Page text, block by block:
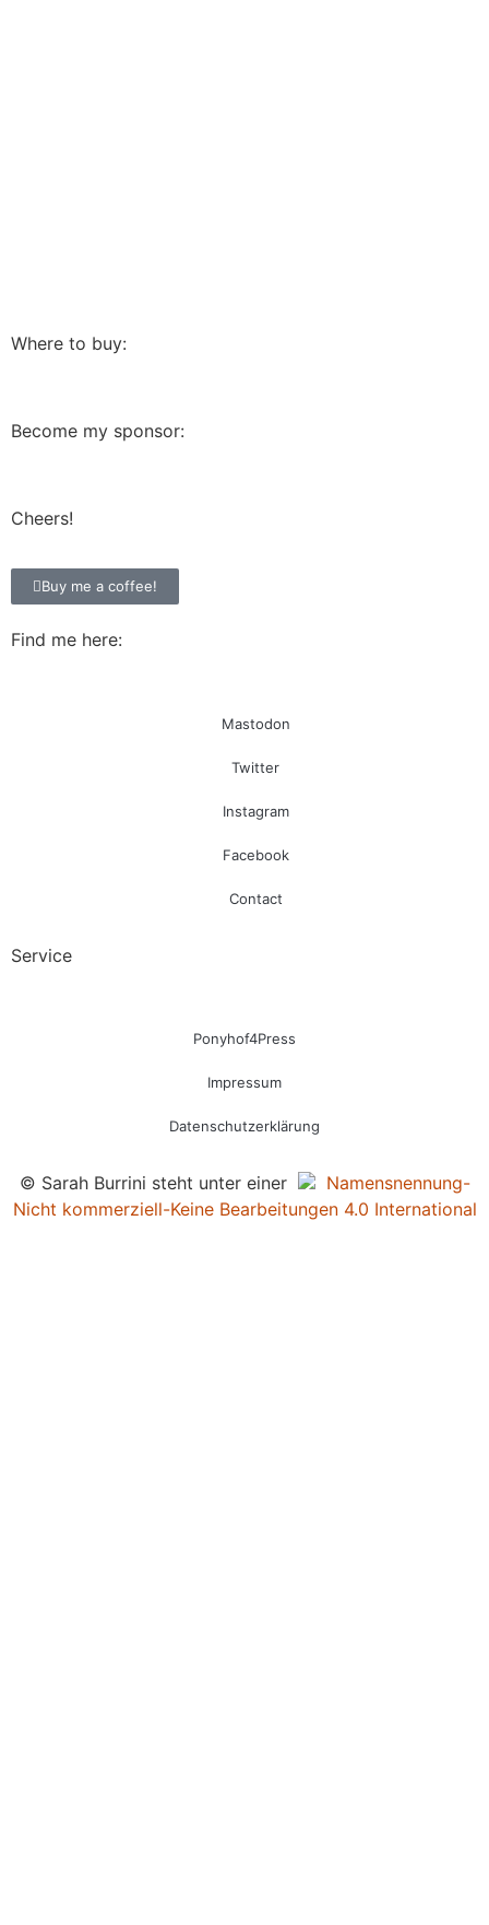
Where to buy:
Become my sponsor:
Cheers!
Buy me a coffee!
Find me here:
Mastodon
Twitter
Instagram
Facebook
Contact
Service
Ponyhof4Press
Impressum
Datenschutzerklärung
© Sarah Burrini steht unter einer
Namensnennung-
Nicht kommerziell-Keine Bearbeitungen 4.0 International